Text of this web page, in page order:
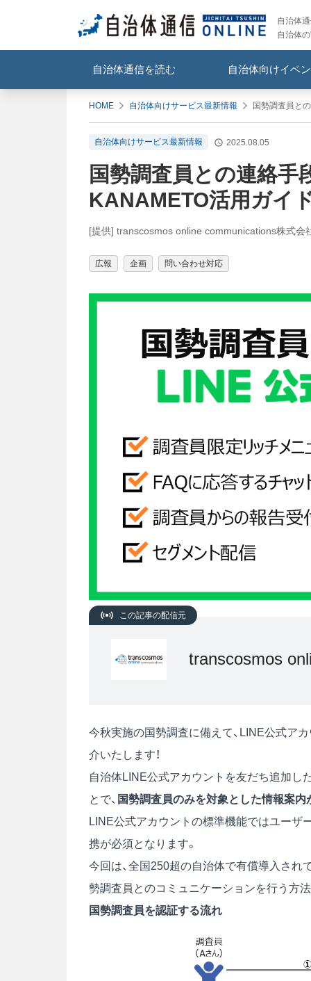
自治体
自治体
自治体通信を読む 自治体向けイベ
HOME 自治体向けサービス最新情報 国勢調査員と
自治体向けサービス最新情報 2025.08.05
国勢調査員との連絡手
KANAMETO活用ガイ
[提供] transcosmos online communications株式会
広報 企画 問い合わせ対応
この記事の配信元
transcosmos
今秋実施の国勢調査に備えて、LINE公式ア
介いたします！
自治体LINE公式アカウントを友だち追加し
とで、 国勢調査員のみを対象とした情報案内
LINE公式アカウントの標準機能ではユーザ
携が必須となります。
今回は、全国250超の自治体で有償導入され
勢調査員とのコミュニケーションを行う方
国勢調査員を認証する流れ